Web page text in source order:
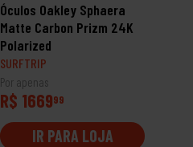
Óculos Oakley Sphaera
Matte Carbon Prizm 24K
Polarized
SURFTRIP
Por apenas
R$ 166999
IR PARA LOJA